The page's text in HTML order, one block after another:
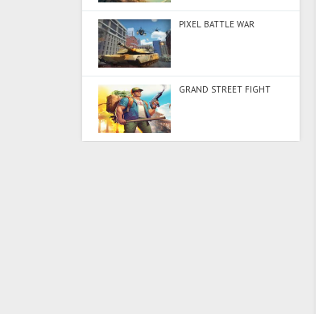
PIXEL BATTLE WAR
GRAND STREET FIGHT